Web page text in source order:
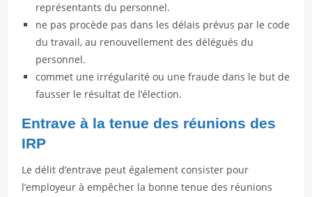
représentants du personnel.
ne pas procède pas dans les délais prévus par le code
du travail, au renouvellement des délégués du
personnel.
commet une irrégularité ou une fraude dans le but de
fausser le résultat de l’élection.
Entrave à la tenue des réunions des
IRP
Le délit d’entrave peut également consister pour
l’employeur à empêcher la bonne tenue des réunions